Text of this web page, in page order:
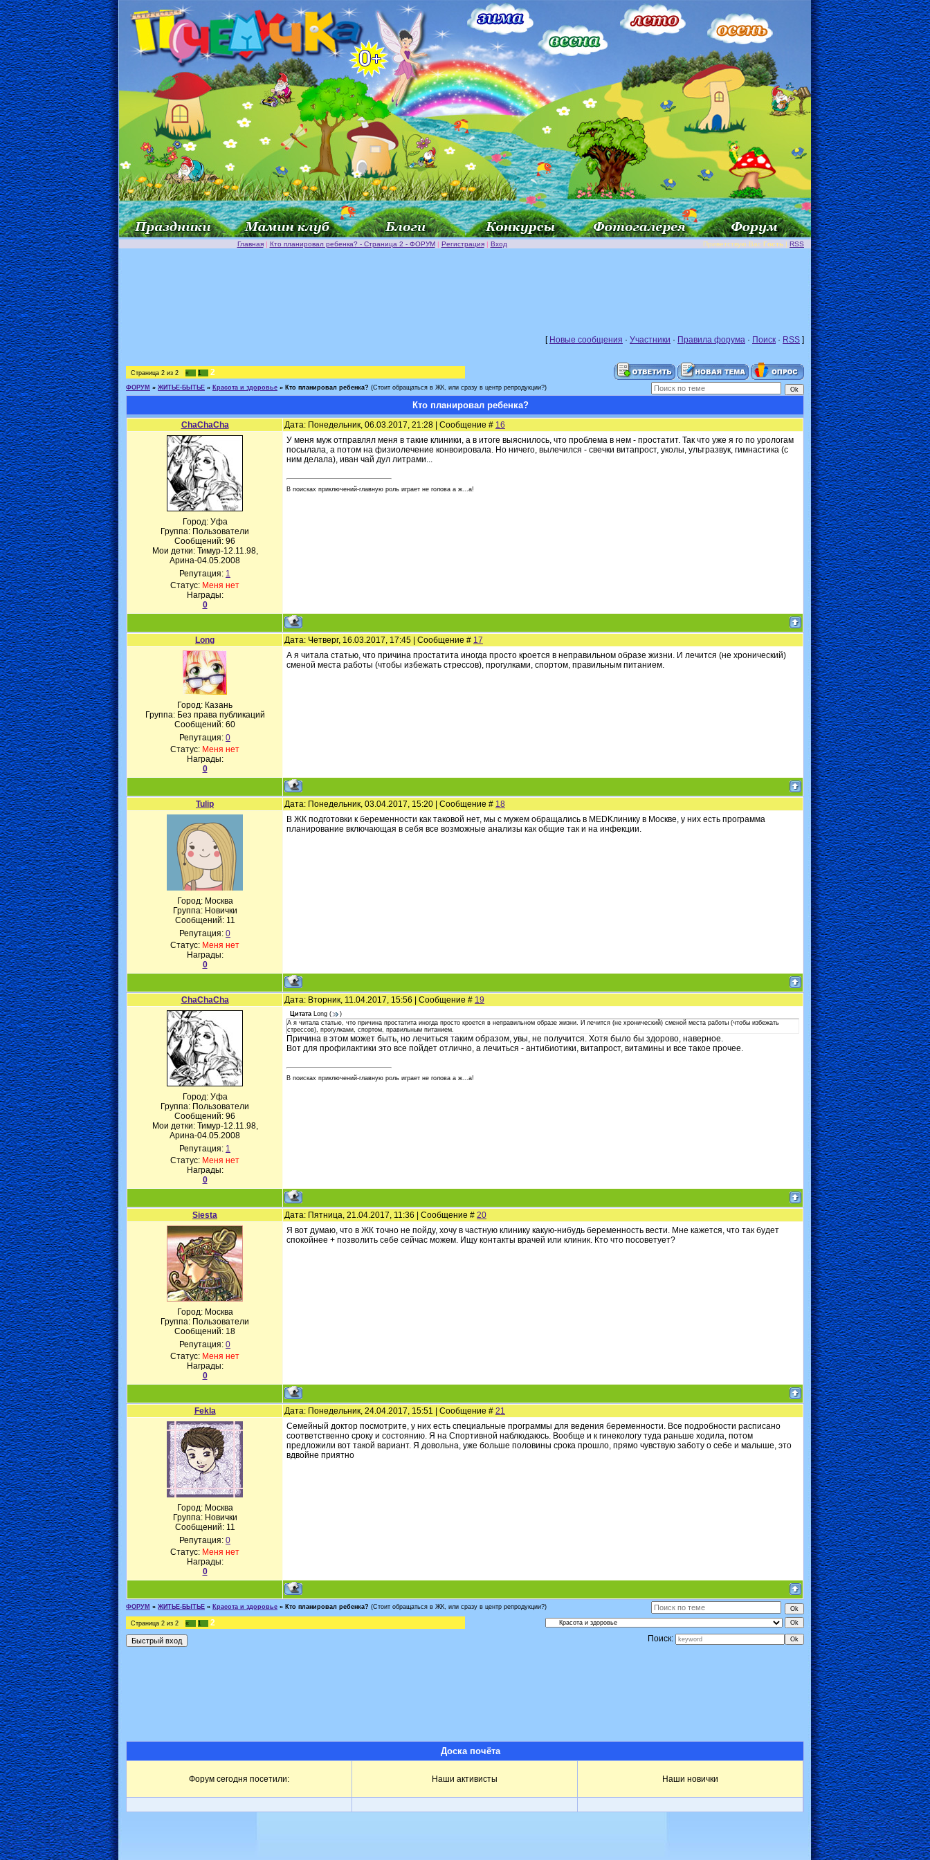
Главная | Кто планировал ребенка? - Страница 2 - ФОРУМ | Регистрация | Вход Приветствую Вас Гость | RSS
[ Новые сообщения · Участники · Правила форума · Поиск · RSS ]
Страница 2 из 2 « 1 2
ФОРУМ » ЖИТЬЕ-БЫТЬЕ » Красота и здоровье » Кто планировал ребенка? (Стоит обращаться в ЖК, или сразу в центр репродукции?)
Кто планировал ребенка?
ChaChaCha Дата: Понедельник, 06.03.2017, 21:28 | Сообщение # 16
Город: Уфа
Группа: Пользователи
Сообщений: 96
Мои детки: Тимур-12.11.98,
Арина-04.05.2008
Репутация: 1
Статус: Меня нет
Награды:
0
У меня муж отправлял меня в такие клиники, а в итоге выяснилось, что проблема в нем - простатит. Так что уже я го по урологам
посылала, а потом на физиолечение конвоировала. Но ничего, вылечился - свечки витапрост, уколы, ультразвук, гимнастика (с
ним делала), иван чай дул литрами...
В поисках приключений-главную роль играет не голова а ж...а!
Long Дата: Четверг, 16.03.2017, 17:45 | Сообщение # 17
Город: Казань
Группа: Без права публикаций
Сообщений: 60
Репутация: 0
Статус: Меня нет
Награды:
0
А я читала статью, что причина простатита иногда просто кроется в неправильном образе жизни. И лечится (не хронический)
сменой места работы (чтобы избежать стрессов), прогулками, спортом, правильным питанием.
Tulip Дата: Понедельник, 03.04.2017, 15:20 | Сообщение # 18
Город: Москва
Группа: Новички
Сообщений: 11
Репутация: 0
Статус: Меня нет
Награды:
0
В ЖК подготовки к беременности как таковой нет, мы с мужем обращались в MEDKлинику в Москве, у них есть программа
планирование включающая в себя все возможные анализы как общие так и на инфекции.
ChaChaCha Дата: Вторник, 11.04.2017, 15:56 | Сообщение # 19
Город: Уфа
Группа: Пользователи
Сообщений: 96
Мои детки: Тимур-12.11.98,
Арина-04.05.2008
Репутация: 1
Статус: Меня нет
Награды:
0
Цитата Long (
)
А я читала статью, что причина простатита иногда просто кроется в неправильном образе жизни. И лечится (не хронический) сменой места работы (чтобы избежать
стрессов), прогулками, спортом, правильным питанием.
Причина в этом может быть, но лечиться таким образом, увы, не получится. Хотя было бы здорово, наверное.
Вот для профилактики это все пойдет отлично, а лечиться - антибиотики, витапрост, витамины и все такое прочее.
В поисках приключений-главную роль играет не голова а ж...а!
Siesta Дата: Пятница, 21.04.2017, 11:36 | Сообщение # 20
Город: Москва
Группа: Пользователи
Сообщений: 18
Репутация: 0
Статус: Меня нет
Награды:
0
Я вот думаю, что в ЖК точно не пойду, хочу в частную клинику какую-нибудь беременность вести. Мне кажется, что так будет
спокойнее + позволить себе сейчас можем. Ищу контакты врачей или клиник. Кто что посоветует?
Fekla Дата: Понедельник, 24.04.2017, 15:51 | Сообщение # 21
Город: Москва
Группа: Новички
Сообщений: 11
Репутация: 0
Статус: Меня нет
Награды:
0
Семейный доктор посмотрите, у них есть специальные программы для ведения беременности. Все подробности расписано
соответственно сроку и состоянию. Я на Спортивной наблюдаюсь. Вообще и к гинекологу туда раньше ходила, потом
предложили вот такой вариант. Я довольна, уже больше половины срока прошло, прямо чувствую заботу о себе и малыше, это
вдвойне приятно
ФОРУМ » ЖИТЬЕ-БЫТЬЕ » Красота и здоровье » Кто планировал ребенка? (Стоит обращаться в ЖК, или сразу в центр репродукции?)
Страница 2 из 2 « 1
2
Поиск:
Доска почёта
Форум сегодня посетили: Наши активисты Наши новички